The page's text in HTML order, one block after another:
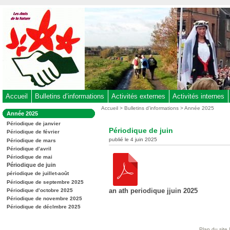
au
contenu
-
Aller
au
menu
-
à
la
recherche
Accueil Bulletins d’informations Activités externes Activités internes
Dans
la
rubrique
:
Année 2025
Périodique de janvier
Périodique de février
Périodique de mars
Périodique d’avril
Périodique de mai
Périodique de juin
périodique de juillet-août
Périodique de septembre 2025
Périodique d’octobre 2025
Périodique de novembre 2025
Périodique de déclmbre 2025
Vous
Accueil >Bulletins d’informations >Année 2025
Périodique de juin
publié le 4 juin 2025
an ath periodique jjuin 2025